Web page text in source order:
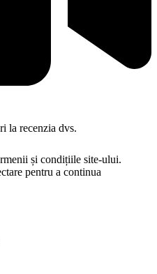
la recenzia dvs.
și condițiile site-ului.
pentru a continua